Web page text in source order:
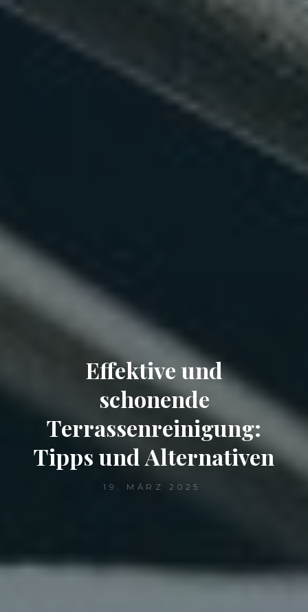
Effektive und
schonende
Terrassenreinigung:
Tipps und Alternativen
19. MÄRZ 2025